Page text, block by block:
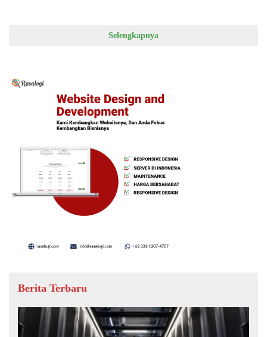
Selengkapnya
Berita Terbaru